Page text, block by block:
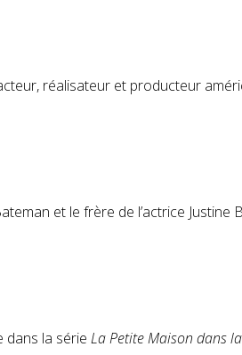
réalisateur et producteur
et le frère de l’actrice Justine
dans la série La Petite Maison dans